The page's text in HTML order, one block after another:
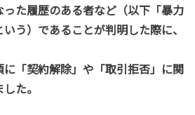
た履歴のある者など（以下「暴力
う）であることが判明した際に、
「契約解除」や「取引拒否」に関
た。